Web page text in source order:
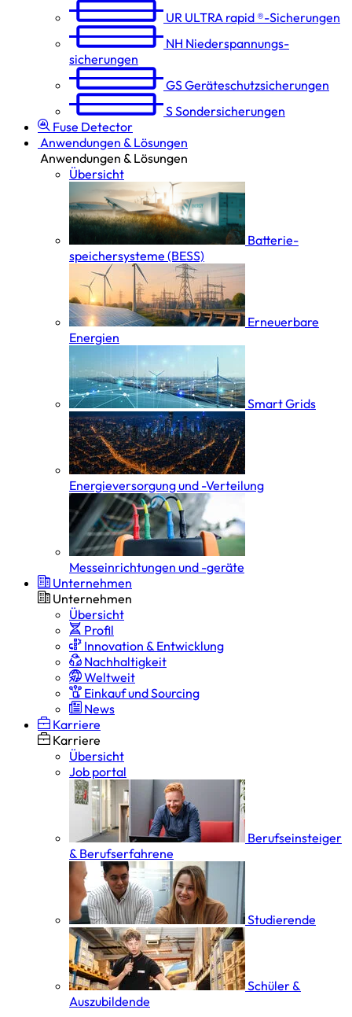
UR ULTRA rapid ®-Sicherungen
NH Niederspannungs­
sicherungen
GSGeräteschutz­sicherungen
SSondersicherungen
Fuse Detector
Anwendungen & Lösungen
Anwendungen & Lösungen
Übersicht
Batterie­
speicher­systeme (BESS)
Erneuerbare
Energien
Smart Grids
Energieversorgung und -Verteilung
Messeinrichtungen und -geräte
Unternehmen
Unternehmen
Übersicht
Profil
Innovation & Entwicklung
Nachhaltigkeit
Weltweit
Einkauf und Sourcing
News
Karriere
Karriere
Übersicht
Job portal
Berufseinsteiger
& Berufserfahrene
Studierende
Schüler &
Auszubildende